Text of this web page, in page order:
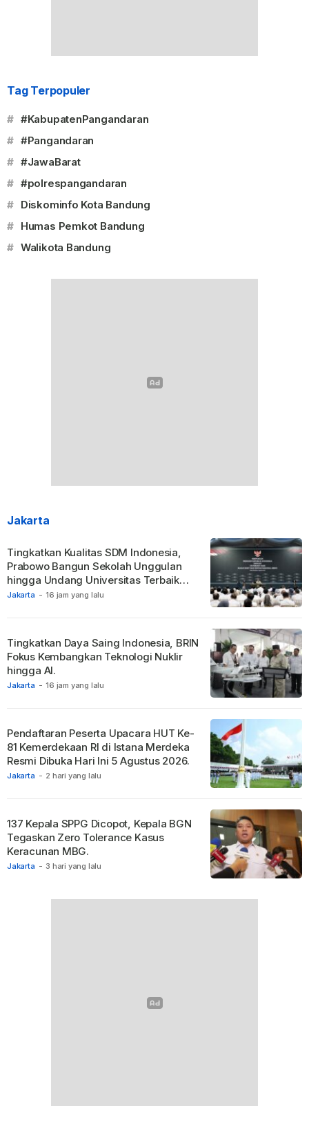
Tag Terpopuler
# #KabupatenPangandaran
# #Pangandaran
# #JawaBarat
# #polrespangandaran
# Diskominfo Kota Bandung
# Humas Pemkot Bandung
# Walikota Bandung
Jakarta
Jakarta - 16 jam yang lalu
Tingkatkan Kualitas SDM Indonesia,
Prabowo Bangun Sekolah Unggulan
hingga Undang Universitas Terbaik
Dunia.
Jakarta - 16 jam yang lalu
Tingkatkan Daya Saing Indonesia, BRIN
Fokus Kembangkan Teknologi Nuklir
hingga AI.
Jakarta - 2 hari yang lalu
Pendaftaran Peserta Upacara HUT Ke-
81 Kemerdekaan RI di Istana Merdeka
Resmi Dibuka Hari Ini 5 Agustus 2026.
Jakarta - 3 hari yang lalu
137 Kepala SPPG Dicopot, Kepala BGN
Tegaskan Zero Tolerance Kasus
Keracunan MBG.